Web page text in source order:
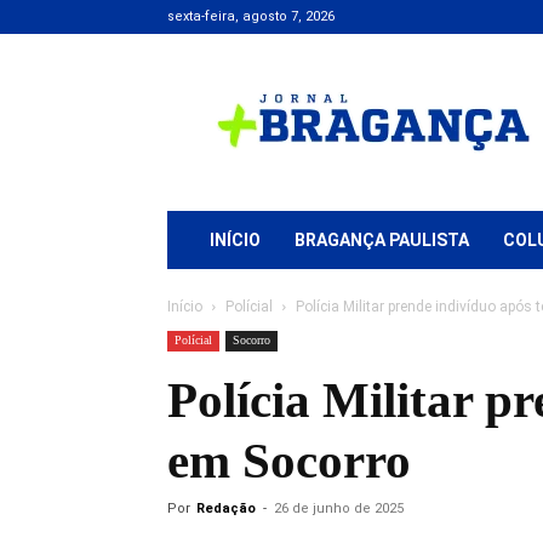
sexta-feira, agosto 7, 2026
+
Bragança
INÍCIO BRAGANÇA PAULISTA
Início Polícial Polícia Militar prende indivíduo após
Polícial Socorro
Polícia Militar
em Socorro
Por Redação - 26 de junho de 2025